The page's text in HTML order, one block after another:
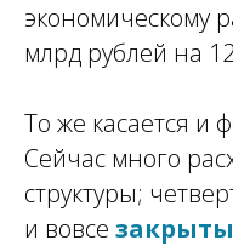
экономическому
млрд рублей на
То же касается и
Сейчас много
структуры;
и вовсе